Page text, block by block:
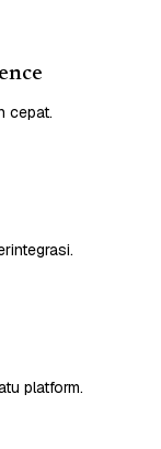
cepat.
platform.